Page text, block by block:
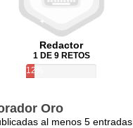
Redactor
1 DE 9 RETOS
12%
Oro
al menos 5 entradas